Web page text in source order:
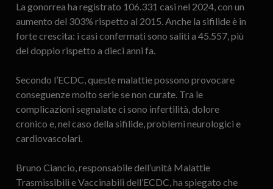
La gonorrea ha registrato 106.331 casi nel 2024, con un
aumento del 303% rispetto al 2015. Anche la sifilide è in
forte crescita: i casi confermati sono saliti a 45.557, più
del doppio rispetto a dieci anni fa.
Secondo l’ECDC, queste malattie possono provocare
conseguenze molto serie se non curate. Tra le
complicazioni segnalate ci sono infertilità, dolore
cronico e, nel caso della sifilide, problemi neurologici e
cardiovascolari.
Bruno Ciancio, responsabile dell’unità Malattie
Trasmissibili e Vaccinabili dell’ECDC, ha spiegato che